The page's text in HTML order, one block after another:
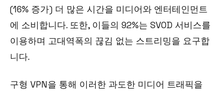
(16% 증가) 더 많은 시간을 미디어와 엔터테인먼트
에 소비합니다. 또한, 이들의 92%는 SVOD 서비스를
이용하며 고대역폭의 끊김 없는 스트리밍을 요구합
니다.
구형 VPN을 통해 이러한 과도한 미디어 트래픽을